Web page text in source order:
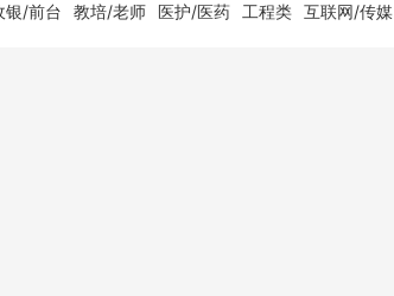
银/前台 教培/老师 医护/医药 工程类 互联网/传媒